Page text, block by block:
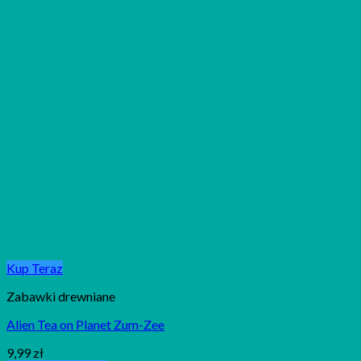
Kup Teraz
Zabawki drewniane
Alien Tea on Planet Zum-Zee
9,99 zł